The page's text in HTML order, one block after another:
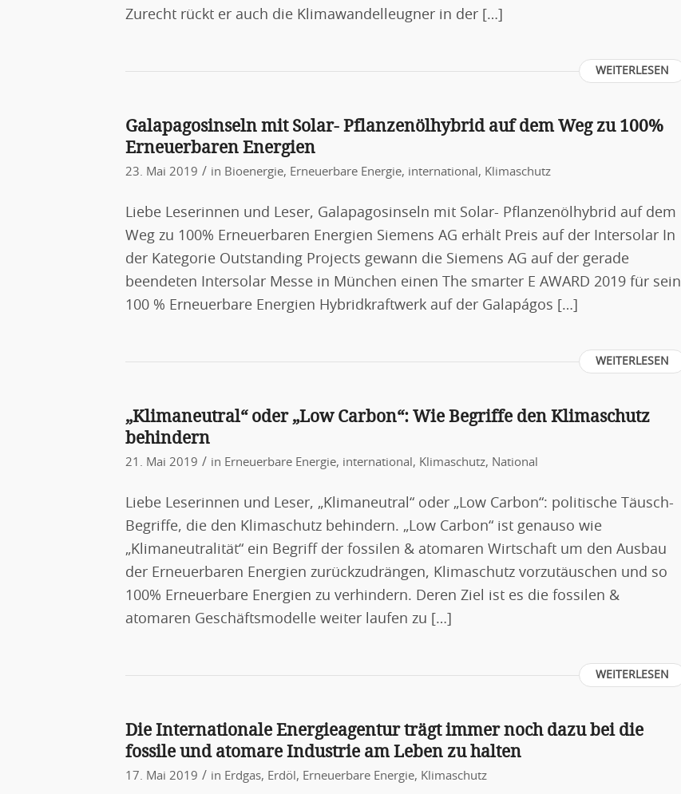
Zurecht rückt er auch die Klimawandelleugner in der […]
WEITERLESEN
Galapagosinseln mit Solar- Pflanzenölhybrid auf dem Weg zu 100%
Erneuerbaren Energien
23. Mai 2019 / in Bioenergie, Erneuerbare Energie, international , Klimaschutz
Liebe Leserinnen und Leser, Galapagosinseln mit Solar- Pflanzenölhybrid auf dem
Weg zu 100% Erneuerbaren Energien Siemens AG erhält Preis auf der Intersolar In
der Kategorie Outstanding Projects gewann die Siemens AG auf der gerade
beendeten Intersolar Messe in München einen The smarter E AWARD 2019 für sein
100 % Erneuerbare Energien Hybridkraftwerk auf der Galapágos […]
WEITERLESEN
„Klimaneutral“ oder „Low Carbon“: Wie Begriffe den Klimaschutz
behindern
21. Mai 2019 / in Erneuerbare Energie, international , Klimaschutz, National
Liebe Leserinnen und Leser, „Klimaneutral“ oder „Low Carbon“: politische Täusch-
Begriffe, die den Klimaschutz behindern. „Low Carbon“ ist genauso wie
„Klimaneutralität“ ein Begriff der fossilen & atomaren Wirtschaft um den Ausbau
der Erneuerbaren Energien zurückzudrängen, Klimaschutz vorzutäuschen und so
100% Erneuerbare Energien zu verhindern. Deren Ziel ist es die fossilen &
atomaren Geschäftsmodelle weiter laufen zu […]
WEITERLESEN
Die Internationale Energieagentur trägt immer noch dazu bei die
fossile und atomare Industrie am Leben zu halten
17. Mai 2019 / in Erdgas, Erdöl , Erneuerbare Energie, Klimaschutz